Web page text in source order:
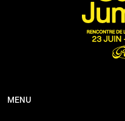
MENU